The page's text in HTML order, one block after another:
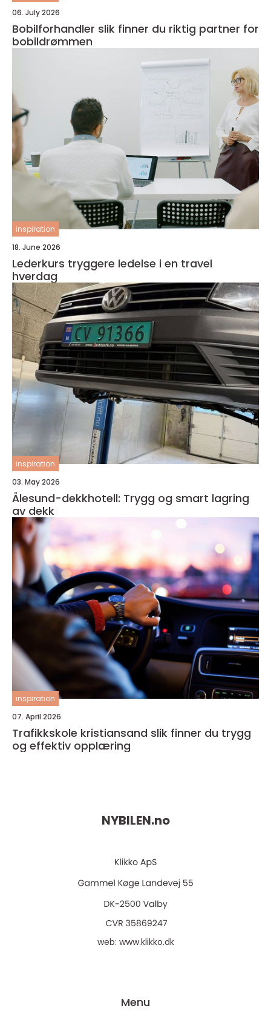
06. July 2026
Bobilforhandler slik finner du riktig partner for
bobildrømmen
inspiration
18. June 2026
Lederkurs tryggere ledelse i en travel
hverdag
inspiration
03. May 2026
Ålesund-dekkhotell: Trygg og smart lagring
av dekk
inspiration
07. April 2026
Trafikkskole kristiansand slik finner du trygg
og effektiv opplæring
NYBILEN.no
web: www.klikko.dk
Menu